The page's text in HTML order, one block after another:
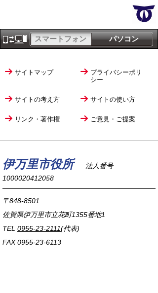
パソコン
スマートフォン
サイトマップ
プライバシーポリ
シー
サイトの考え方 サイトの使い方
リンク・著作権 ご意見・ご提案
伊万里市役所
法人番号
1000020412058
〒848-8501
佐賀県伊万里市立花町1355番地1
TEL 0955-23-2111(代表)
FAX 0955-23-6113